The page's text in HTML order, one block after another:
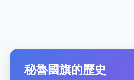
秘魯國旗的歷史